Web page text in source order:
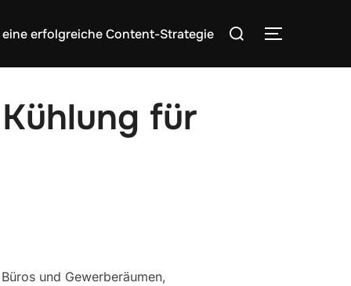
erfolgreiche Content-Strategie
Search
TOGGLE
für
und Gewerberäumen,